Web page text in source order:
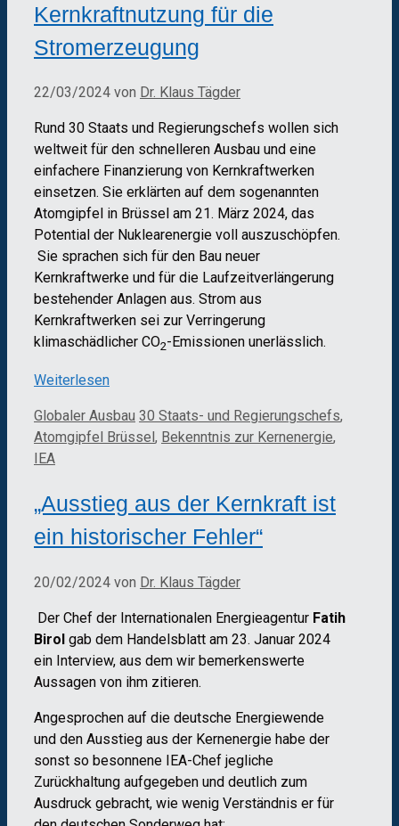
Kernkraftnutzung für die
Stromerzeugung
22/03/2024 von Dr. Klaus Tägder
Rund 30 Staats und Regierungschefs wollen sich
weltweit für den schnelleren Ausbau und eine
einfachere Finanzierung von Kernkraftwerken
einsetzen. Sie erklärten auf dem sogenannten
Atomgipfel in Brüssel am 21. März 2024, das
Potential der Nuklearenergie voll auszuschöpfen.
Sie sprachen sich für den Bau neuer
Kernkraftwerke und für die Laufzeitverlängerung
bestehender Anlagen aus. Strom aus
Kernkraftwerken sei zur Verringerung
klimaschädlicher CO2-Emissionen unerlässlich.
Weiterlesen
Kategorien
Globaler Ausbau Schlagwörter
30 Staats- und Regierungschefs,
Atomgipfel Brüssel, Bekenntnis zur Kernenergie,
IEA
„Ausstieg aus der Kernkraft ist
ein historischer Fehler“
20/02/2024 von Dr. Klaus Tägder
Der Chef der Internationalen Energieagentur Fatih
Birol gab dem Handelsblatt am 23. Januar 2024
ein Interview, aus dem wir bemerkenswerte
Aussagen von ihm zitieren.
Angesprochen auf die deutsche Energiewende
und den Ausstieg aus der Kernenergie habe der
sonst so besonnene IEA-Chef jegliche
Zurückhaltung aufgegeben und deutlich zum
Ausdruck gebracht, wie wenig Verständnis er für